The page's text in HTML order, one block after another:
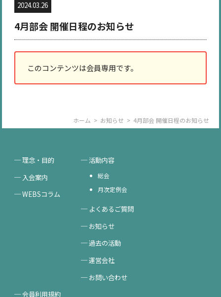
2024.03.26
4月部会 開催日程のお知らせ
このコンテンツは会員専用です。
ホーム > お知らせ > 4月部会 開催日程のお知らせ
理念・目的
入会案内
WEBSコラム
活動内容
総会
月次定例会
よくあるご質問
お知らせ
過去の活動
運営会社
お問い合わせ
会員利用規約